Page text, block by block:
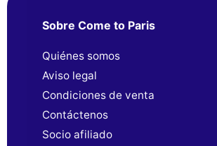
Sobre Come to Paris
Quiénes somos
Aviso legal
Condiciones de venta
Contáctenos
Socio afiliado